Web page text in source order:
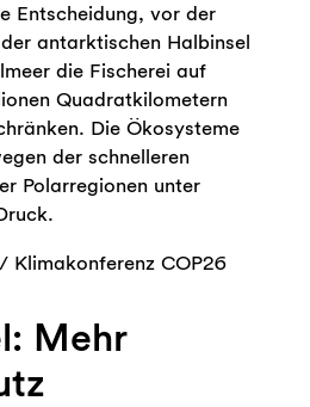
Entscheidung, vor der
antarktischen Halbinsel
die Fischerei auf
Quadratkilometern
Die Ökosysteme
der schnelleren
Polarregionen unter
Mehr